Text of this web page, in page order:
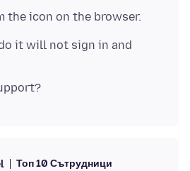
it will not sign in and
Топ 10 Сътрудници